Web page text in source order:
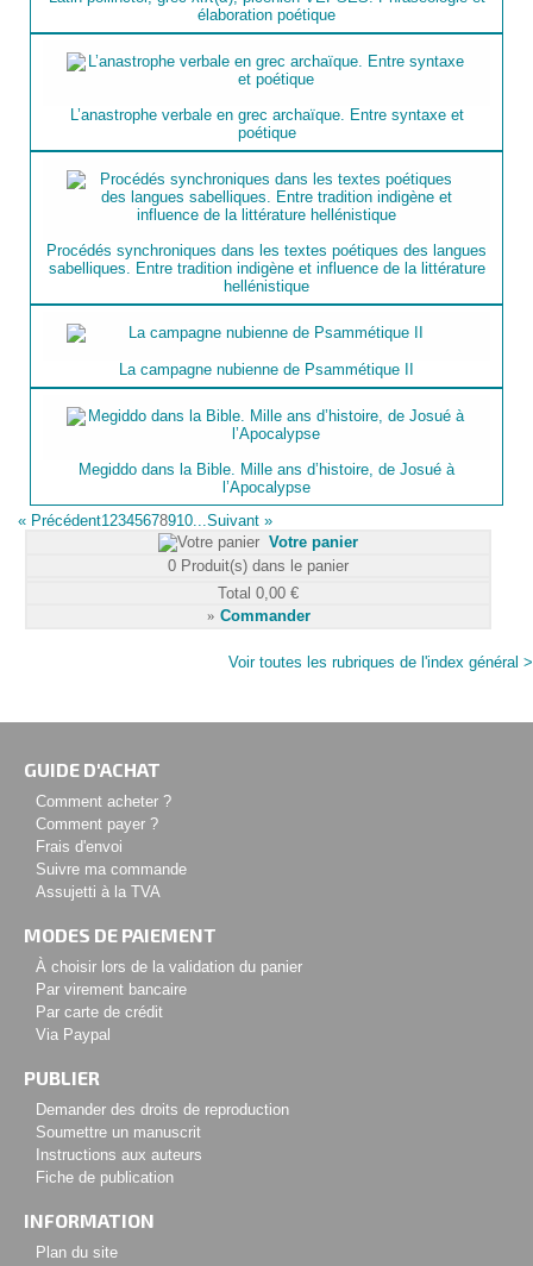
élaboration poétique
L’anastrophe verbale en grec archaïque. Entre syntaxe et
poétique
Procédés synchroniques dans les textes poétiques des langues
sabelliques. Entre tradition indigène et influence de la littérature
hellénistique
La campagne nubienne de Psammétique II
Megiddo dans la Bible. Mille ans d’histoire, de Josué à
l’Apocalypse
« Précédent12345678910...Suivant »
Votre panier
0 Produit(s) dans le panier
Total 0,00 €
» Commander
Voir toutes les rubriques de l'index général >
GUIDE D'ACHAT
Comment acheter ?
Comment payer ?
Frais d'envoi
Suivre ma commande
Assujetti à la TVA
MODES DE PAIEMENT
À choisir lors de la validation du panier
Par virement bancaire
Par carte de crédit
Via Paypal
PUBLIER
Demander des droits de reproduction
Soumettre un manuscrit
Instructions aux auteurs
Fiche de publication
INFORMATION
Plan du site